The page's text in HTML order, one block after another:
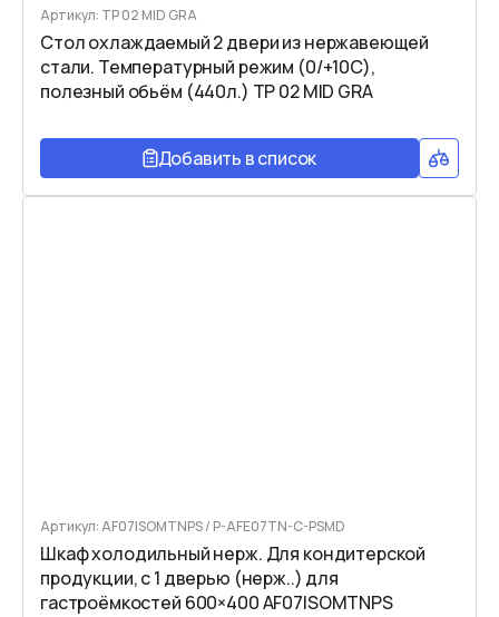
Артикул: TP 02 MID GRA
Стол охлаждаемый 2 двери из нержавеющей
стали. Температурный режим (0/+10C),
полезный обьём (440л.) TP 02 MID GRA
Добавить в список
Артикул: AF07ISOMTNPS / P-AFE07TN-C-PSMD
Шкаф холодильный нерж. Для кондитерской
продукции, с 1 дверью (нерж..) для
гастроёмкостей 600×400 AF07ISOMTNPS